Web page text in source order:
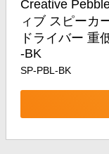
Creative
ィブ スピーカ
ドライバー 重
-BK
SP-PBL-BK